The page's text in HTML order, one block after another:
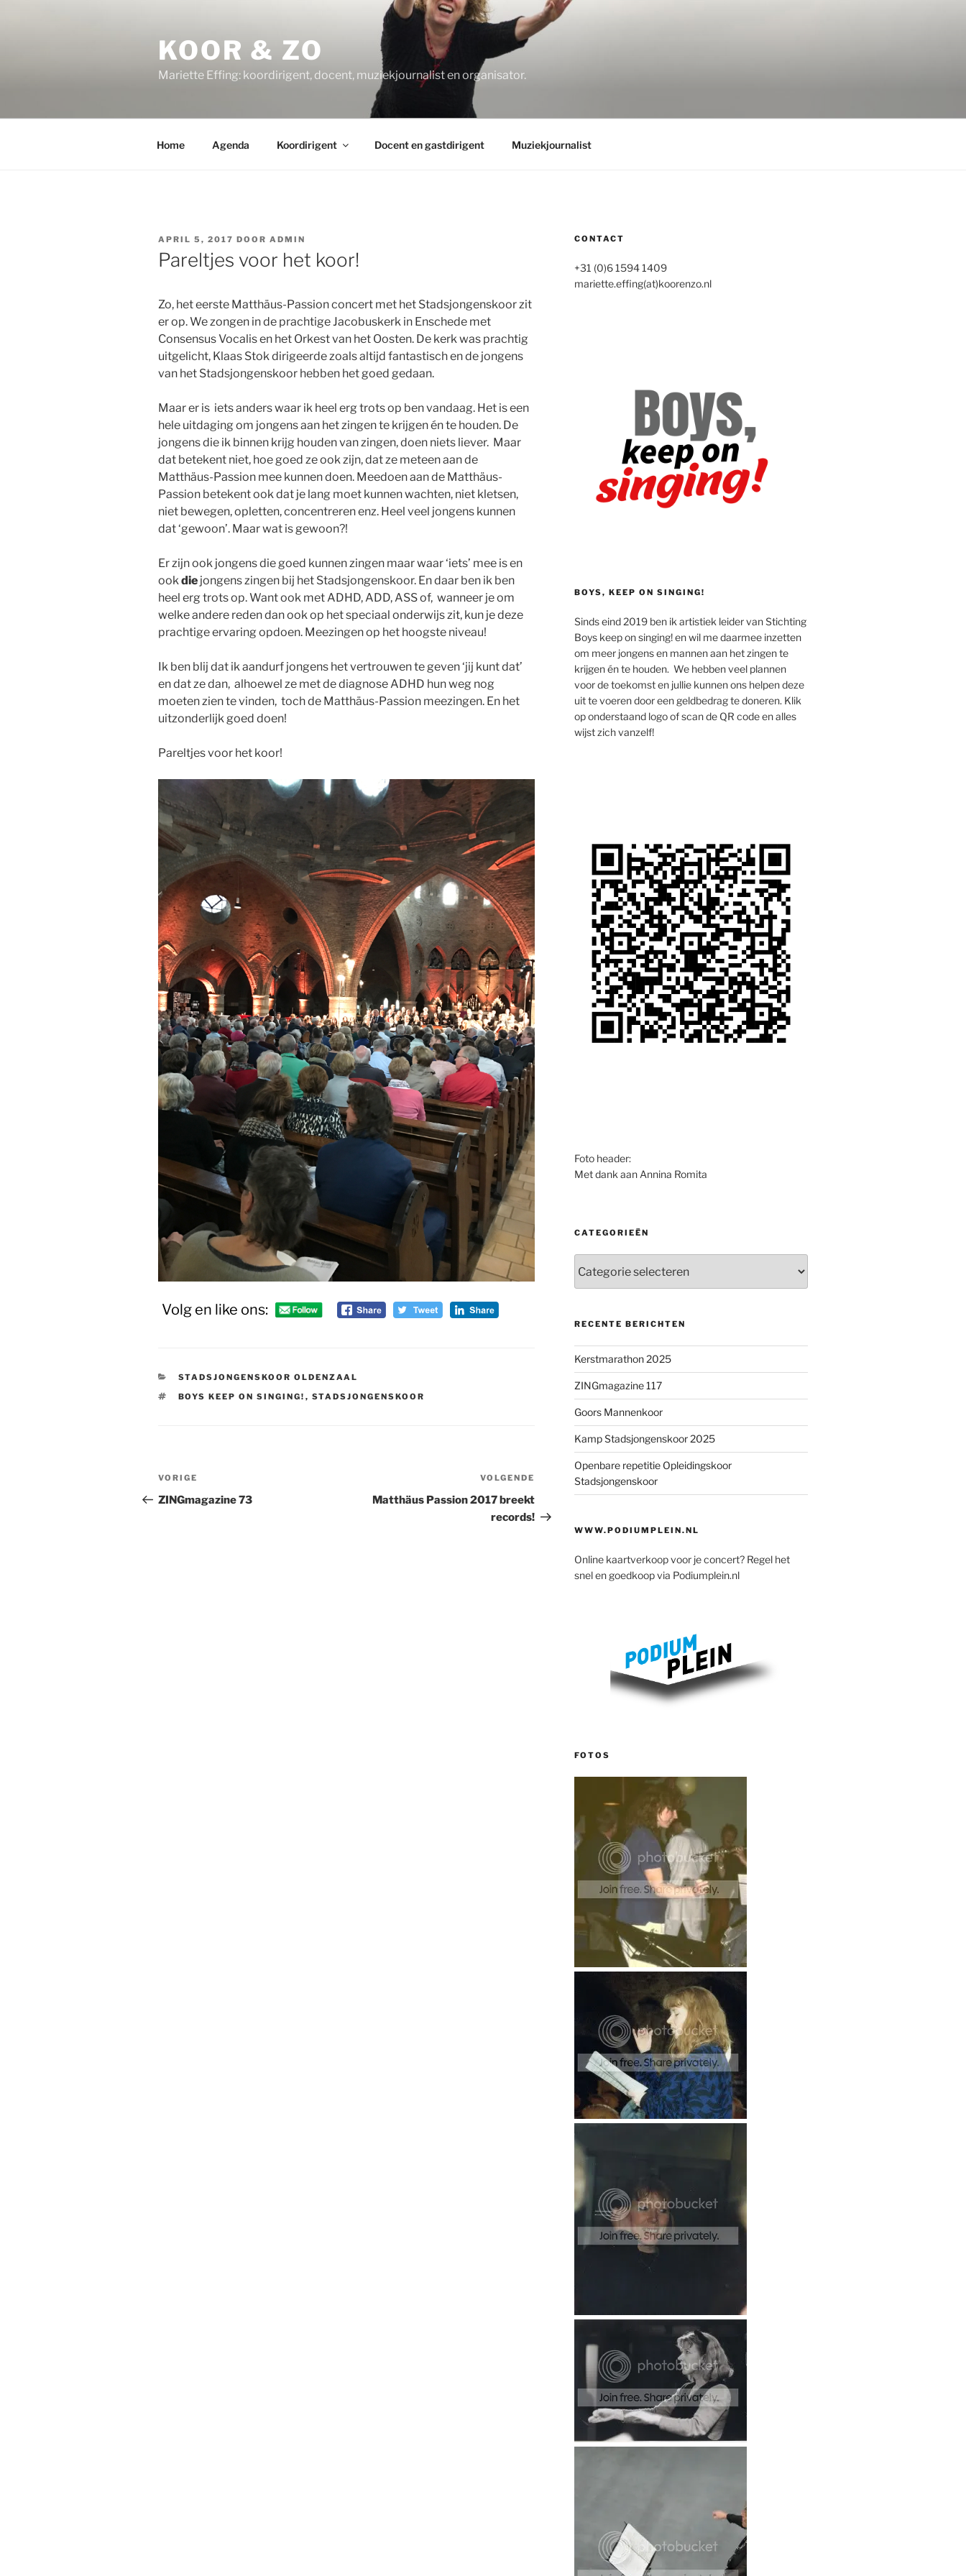
KOOR & ZO
Mariette Effing: koordirigent, docent, muziekjournalist en organisator.
Home Agenda Koordirigent Docent en gastdirigent Muziekjournalist
GEPLAATST
OP
APRIL 5, 2017 DOOR ADMIN
Pareltjes voor het koor!
Zo, het eerste Matthäus-Passion concert met het Stadsjongenskoor zit
er op. We zongen in de prachtige Jacobuskerk in Enschede met
Consensus Vocalis en het Orkest van het Oosten. De kerk was prachtig
uitgelicht, Klaas Stok dirigeerde zoals altijd fantastisch en de jongens
van het Stadsjongenskoor hebben het goed gedaan.
Maar er is iets anders waar ik heel erg trots op ben vandaag. Het is een
hele uitdaging om jongens aan het zingen te krijgen én te houden. De
jongens die ik binnen krijg houden van zingen, doen niets liever. Maar
dat betekent niet, hoe goed ze ook zijn, dat ze meteen aan de
Matthäus-Passion mee kunnen doen. Meedoen aan de Matthäus-
Passion betekent ook dat je lang moet kunnen wachten, niet kletsen,
niet bewegen, opletten, concentreren enz. Heel veel jongens kunnen
dat ‘gewoon’. Maar wat is gewoon?!
Er zijn ook jongens die goed kunnen zingen maar waar ‘iets’ mee is en
ookdie jongens zingen bij het Stadsjongenskoor. En daar ben ik ben
heel erg trots op. Want ook met ADHD, ADD, ASS of, wanneer je om
welke andere reden dan ook op het speciaal onderwijs zit, kun je deze
prachtige ervaring opdoen. Meezingen op het hoogste niveau!
Ik ben blij dat ik aandurf jongens het vertrouwen te geven ‘jij kunt dat’
en dat ze dan, alhoewel ze met de diagnose ADHD hun weg nog
moeten zien te vinden, toch de Matthäus-Passion meezingen. En het
uitzonderlijk goed doen!
Pareltjes voor het koor!
Volg en like ons:
CATEGORIEËN
STADSJONGENSKOOR OLDENZAAL
TAGS
BOYS KEEP ON SINGING! , STADSJONGENSKOOR
Bericht
navigatie
Vorig
bericht
VORIGE
ZINGmagazine 73
Volgend
bericht
VOLGENDE
Matthäus Passion 2017 breekt
records!
CONTACT
+31 (0)6 1594 1409
mariette.effing(at)koorenzo.nl
BOYS, KEEP ON SINGING!
Sinds eind 2019 ben ik artistiek leider van Stichting
Boys keep on singing! en wil me daarmee inzetten
om meer jongens en mannen aan het zingen te
krijgen én te houden. We hebben veel plannen
voor de toekomst en jullie kunnen ons helpen deze
uit te voeren door een geldbedrag te doneren. Klik
op onderstaand logo of scan de QR code en alles
wijst zich vanzelf!
Foto header:
Met dank aan Annina Romita
CATEGORIEËN
RECENTE BERICHTEN
Kerstmarathon 2025
ZINGmagazine 117
Goors Mannenkoor
Kamp Stadsjongenskoor 2025
Openbare repetitie Opleidingskoor
Stadsjongenskoor
WWW.PODIUMPLEIN.NL
Online kaartverkoop voor je concert? Regel het
snel en goedkoop via Podiumplein.nl
FOTOS